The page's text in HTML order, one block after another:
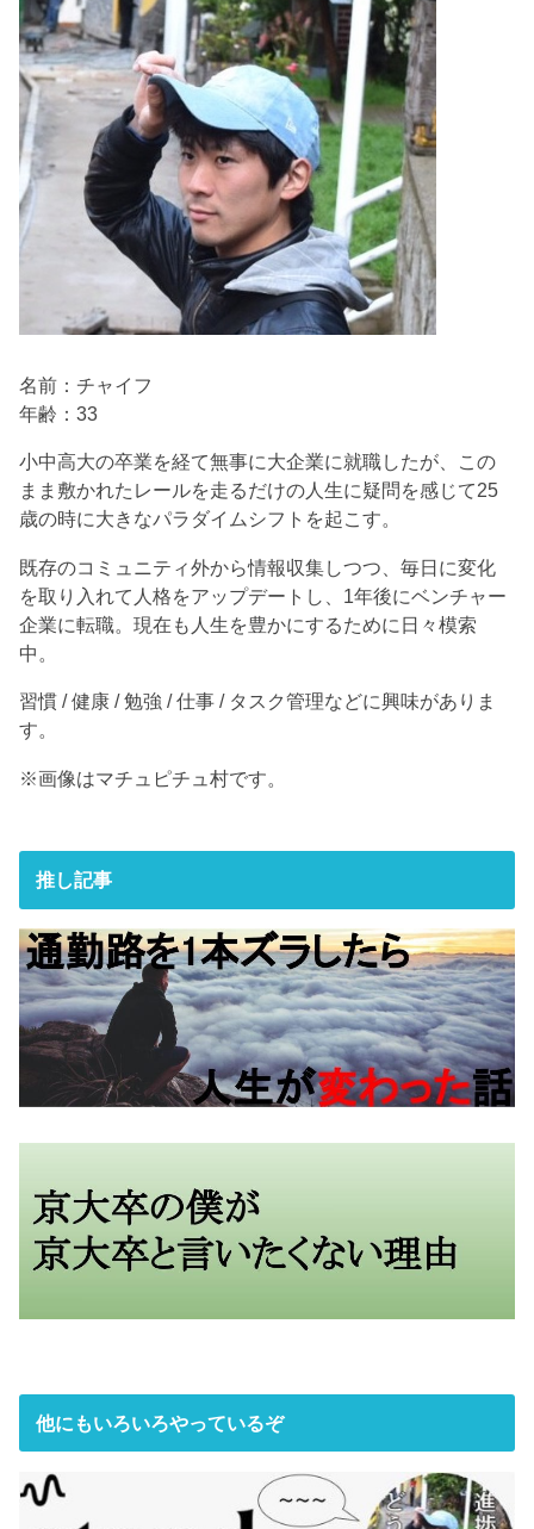
名前：チャイフ
年齢：33
小中高大の卒業を経て無事に大企業に就職したが、この
まま敷かれたレールを走るだけの人生に疑問を感じて25
歳の時に大きなパラダイムシフトを起こす。
既存のコミュニティ外から情報収集しつつ、毎日に変化
を取り入れて人格をアップデートし、1年後にベンチャー
企業に転職。現在も人生を豊かにするために日々模索
中。
習慣 / 健康 / 勉強 / 仕事 / タスク管理などに興味がありま
す。
※画像はマチュピチュ村です。
推し記事
他にもいろいろやっているぞ